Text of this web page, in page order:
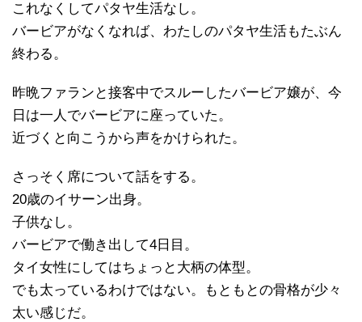
これなくしてパタヤ生活なし。
バービアがなくなれば、わたしのパタヤ生活もたぶん
終わる。
昨晩ファランと接客中でスルーしたバービア嬢が、今
日は一人でバービアに座っていた。
近づくと向こうから声をかけられた。
さっそく席について話をする。
20歳のイサーン出身。
子供なし。
バービアで働き出して4日目。
タイ女性にしてはちょっと大柄の体型。
でも太っているわけではない。もともとの骨格が少々
太い感じだ。